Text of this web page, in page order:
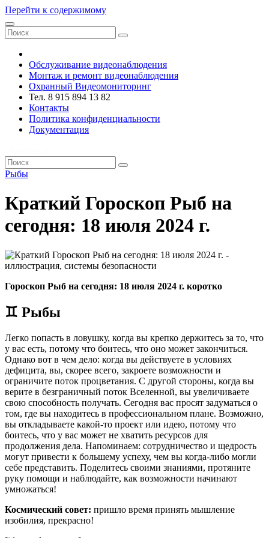
Перейти к содержимому
Обслуживание видеонаблюдения
Монтаж и ремонт видеонаблюдения
Охранный Видеомониторинг
Тел. 8 915 894 13 82
Контакты
Политика конфиденциальности
Документация
Рыбы
Краткий Гороскоп Рыб на
сегодня: 18 июля 2024 г.
Гороскоп Рыб на сегодня: 18 июля 2024 г. коротко
♊ Рыбы
Легко попасть в ловушку, когда вы крепко держитесь за то, что
у вас есть, потому что боитесь, что оно может закончиться.
Однако вот в чем дело: когда вы действуете в условиях
дефицита, вы, скорее всего, закроете возможности и
ограничите поток процветания. С другой стороны, когда вы
верите в безграничный поток Вселенной, вы увеличиваете
свою способность получать. Сегодня вас просят задуматься о
том, где вы находитесь в профессиональном плане. Возможно,
вы откладываете какой-то проект или идею, потому что
боитесь, что у вас может не хватить ресурсов для
продолжения дела. Напоминаем: сотрудничество и щедрость
могут привести к большему успеху, чем вы когда-либо могли
себе представить. Поделитесь своими знаниями, протяните
руку помощи и наблюдайте, как возможности начинают
умножаться!
Космический совет: пришло время принять мышление
изобилия, прекрасно!